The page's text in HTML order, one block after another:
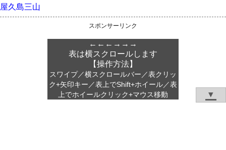
←←←→→→
表は横スクロールします
【操作方法】
スワイプ／横スクロールバー／表クリッ
ク+矢印キー／表上でShift+ホイール／表
上でホイールクリック+マウス移動
屋久島三山
スポンサーリンク
▼